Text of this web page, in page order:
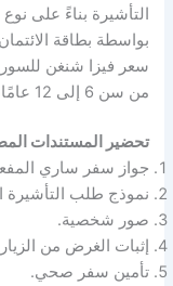
التأشيرة بناءً على
بواسطة بطاقة
من سن 6 إلى 12 عامًا، ومجانًا للأطفال دون سن 6 سنوات.
تحضير المستندات
جواز سفر ساري
نموذج طلب التأشيرة
صور شخصية.
إثبات الغرض من
تأمين سفر صحي.